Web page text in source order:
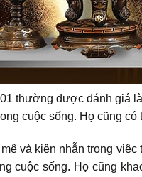
thường được đánh giá
cuộc sống. Họ cũng
và kiên nhẫn trong
cuộc sống. Họ cũng